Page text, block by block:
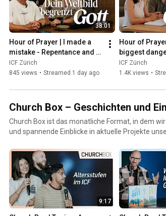
38:01
Hour of Prayer | I made a
mistake - Repentance and
taking Communion | ICF
Zurich
ICF Zürich
845 views • Streamed 1 day ago
Hour of
biggest
miracle? | ICF
ICF Zürich
1.4K views •
Church Box – Geschichten und
Church Box ist das monatliche Format, in dem
und spannende Einblicke in aktuelle Projekte
9:17